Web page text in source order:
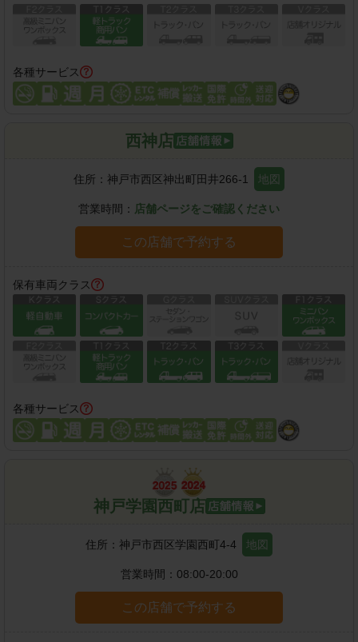
各種サービス
西神店
住所： 神戸市西区神出町田井266-1 地図
営業時間： 店舗ページをご確認ください
この店舗で予約する
保有車両クラス
各種サービス
神戸学園西町店
住所： 神戸市西区学園西町4-4 地図
営業時間： 08:00-20:00
この店舗で予約する